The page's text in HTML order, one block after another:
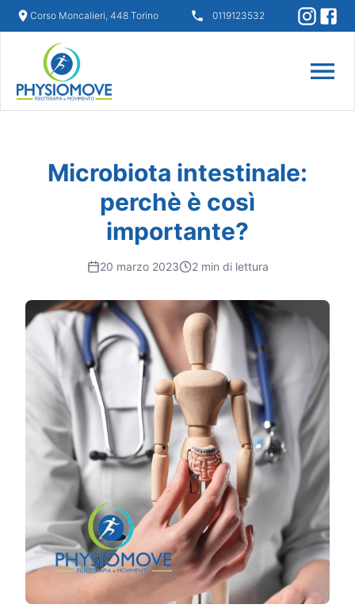
Corso Moncalieri, 448 Torino 0119123532
Microbiota intestinale:
perchè è così
importante?
20 marzo 2023 2min di lettura